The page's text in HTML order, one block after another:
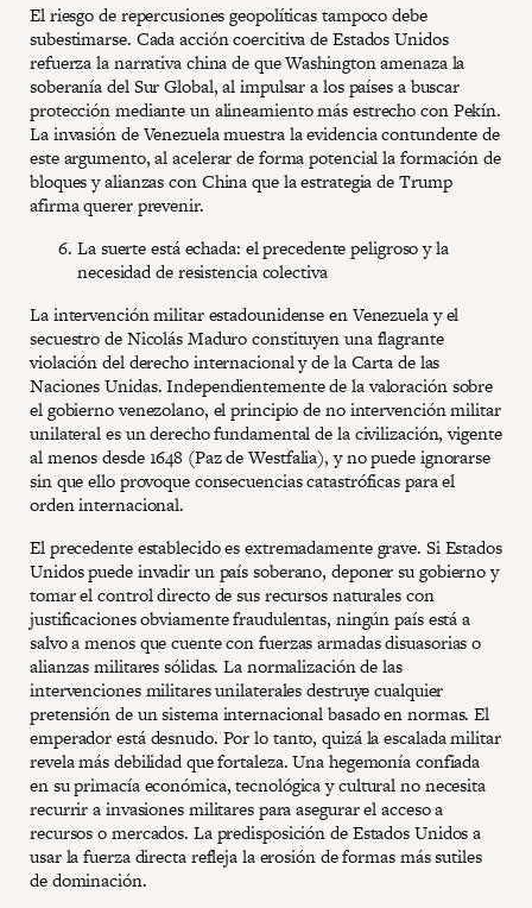
El riesgo de repercusiones geopolíticas tampoco debe
subestimarse. Cada acción coercitiva de Estados Unidos
refuerza la narrativa china de que Washington amenaza la
soberanía del Sur Global, al impulsar a los países a buscar
protección mediante un alineamiento más estrecho con Pekín.
La invasión de Venezuela muestra la evidencia contundente de
este argumento, al acelerar de forma potencial la formación de
bloques y alianzas con China que la estrategia de Trump
afirma querer prevenir.
La suerte está echada: el precedente peligroso y la
necesidad de resistencia colectiva
La intervención militar estadounidense en Venezuela y el
secuestro de Nicolás Maduro constituyen una flagrante
violación del derecho internacional y de la Carta de las
Naciones Unidas. Independientemente de la valoración sobre
el gobierno venezolano, el principio de no intervención militar
unilateral es un derecho fundamental de la civilización, vigente
al menos desde 1648 (Paz de Westfalia), y no puede ignorarse
sin que ello provoque consecuencias catastróficas para el
orden internacional.
El precedente establecido es extremadamente grave. Si Estados
Unidos puede invadir un país soberano, deponer su gobierno y
tomar el control directo de sus recursos naturales con
justificaciones obviamente fraudulentas, ningún país está a
salvo a menos que cuente con fuerzas armadas disuasorias o
alianzas militares sólidas. La normalización de las
intervenciones militares unilaterales destruye cualquier
pretensión de un sistema internacional basado en normas. El
emperador está desnudo. Por lo tanto, quizá la escalada militar
revela más debilidad que fortaleza. Una hegemonía confiada
en su primacía económica, tecnológica y cultural no necesita
recurrir a invasiones militares para asegurar el acceso a
recursos o mercados. La predisposición de Estados Unidos a
usar la fuerza directa refleja la erosión de formas más sutiles
de dominación.